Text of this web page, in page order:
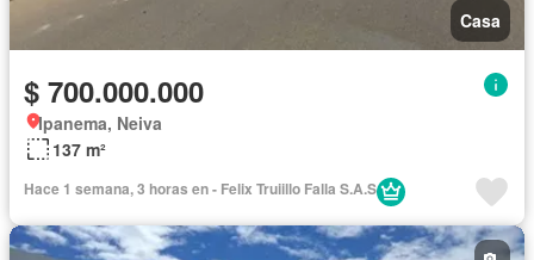
Casa
$ 700.000.000
Ipanema, Neiva
137 m²
Hace 1 semana, 3 horas en - Felix Truiillo Falla S.A.S